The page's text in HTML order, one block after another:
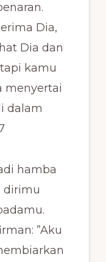
Dia,
Dia dan
kamu
menyertai
dalam
hamba
dirimu
”Aku